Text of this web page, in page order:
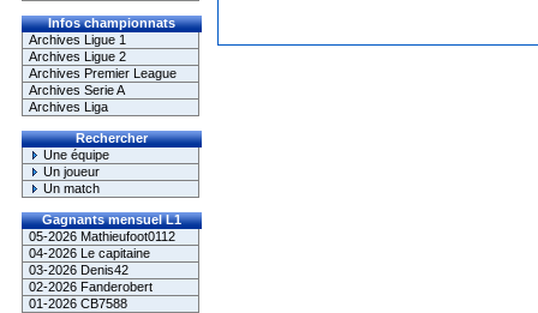
Infos championnats
Archives Ligue 1
Archives Ligue 2
Archives Premier League
Archives Serie A
Archives Liga
Rechercher
Une équipe
Un joueur
Un match
Gagnants mensuel L1
05-2026 Mathieufoot0112
04-2026 Le capitaine
03-2026 Denis42
02-2026 Fanderobert
01-2026 CB7588